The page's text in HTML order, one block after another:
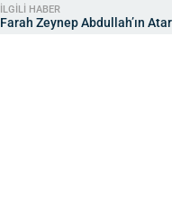
İLGİLİ HABER
Farah Zeynep Abdullah’ın